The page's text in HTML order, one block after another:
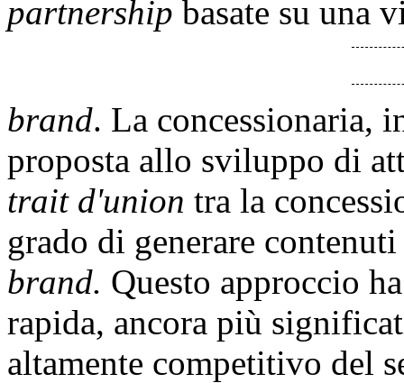
partnership basate su una
brand. La concessionaria,
proposta allo sviluppo di
trait d'union tra la
grado di generare
brand. Questo approccio
rapida, ancora più
altamente competitivo del